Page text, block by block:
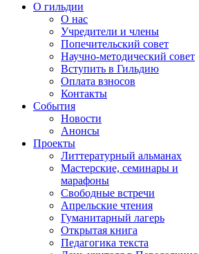
О гильдии
О нас
Учредители и члены
Попечительский совет
Научно-методический совет
Вступить в Гильдию
Оплата взносов
Контакты
События
Новости
Анонсы
Проекты
Литтературный альманах
Мастерские, семинары и
марафоны
Свободные встречи
Апрельские чтения
Гуманитарный лагерь
Открытая книга
Педагогика текста